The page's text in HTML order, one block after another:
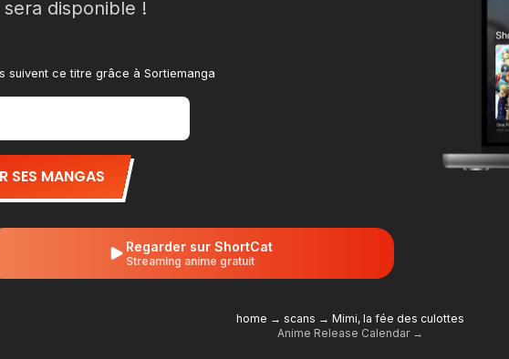
disponible !
suivent ce titre grâce à Sortiemanga
SES MANGAS
Regarder sur ShortCat
Streaming anime gratuit
home → scans → Mimi, la fée des culottes
Anime Release Calendar →